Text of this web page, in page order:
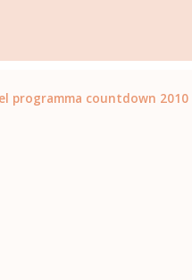
programma countdown 2010